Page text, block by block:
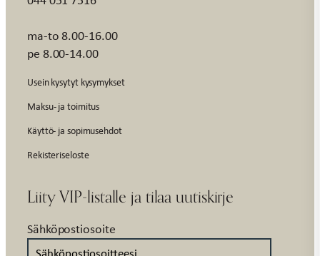
ma-to 8.00-16.00
pe 8.00-14.00
Usein kysytyt kysymykset
Maksu- ja toimitus
Käyttö- ja sopimusehdot
Rekisteriseloste
Liity VIP-listalle ja tilaa uutiskirje
Sähköpostiosoite